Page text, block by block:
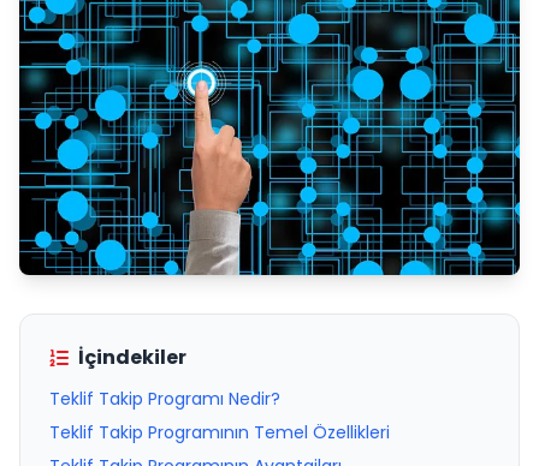
İçindekiler
Teklif Takip Programı Nedir?
Teklif Takip Programının Temel Özellikleri